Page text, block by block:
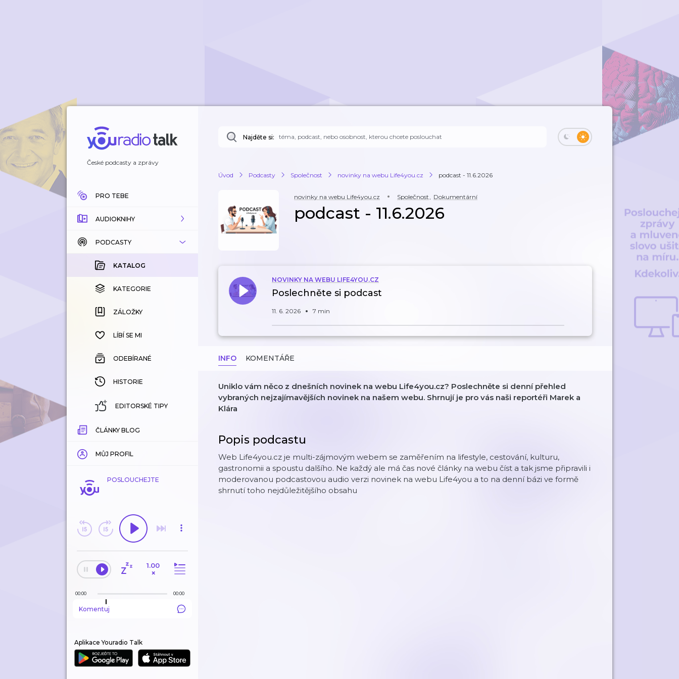
České podcasty a zprávy
PRO TEBE
AUDIOKNIHY
KATALOG
KOUPENÉ
KATEGORIE
ZÁLOŽKY
HISTORIE
PODCASTY
KATALOG
KATEGORIE
ZÁLOŽKY
LÍBÍ SE MI
ODEBÍRANÉ
HISTORIE
EDITORSKÉ TIPY
ČLÁNKY BLOG
MŮJ PROFIL
POSLOUCHEJTE
1.00
×
00:00 00:00
Komentuj
Aplikace Youradio Talk
Najděte si:
Úvod Podcasty Společnost novinky na webu Life4you.cz podcast - 11.6.2026
novinky na webu Life4you.cz Společnost, Dokumentární
podcast - 11.6.2026
NOVINKY NA WEBU LIFE4YOU.CZ
Poslechněte si podcast
11. 6. 2026 7 min
INFO KOMENTÁŘE
Uniklo vám něco z dnešních novinek na webu Life4you.cz? Poslechněte si denní přehled
vybraných nejzajímavějších novinek na našem webu. Shrnují je pro vás naši reportéři Marek a
Klára
Popis podcastu
Web Life4you.cz je multi-zájmovým webem se zaměřením na lifestyle, cestování, kulturu,
gastronomii a spoustu dalšího. Ne každý ale má čas nové články na webu číst a tak jsme připravili i
moderovanou podcastovou audio verzi novinek na webu Life4you a to na denní bázi ve formě
shrnutí toho nejdůležitějšího obsahu